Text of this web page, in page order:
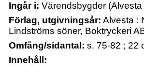
Ingår i: Värendsbygder
Förlag, utgivningsår: Alvesta :
Lindströms söner, Boktryckeri
Omfång/sidantal: s. 75-82 ; 22
Innehåll: